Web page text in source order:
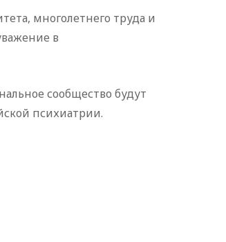
многолетнего труда и
в
сообщество будут
психиатрии.